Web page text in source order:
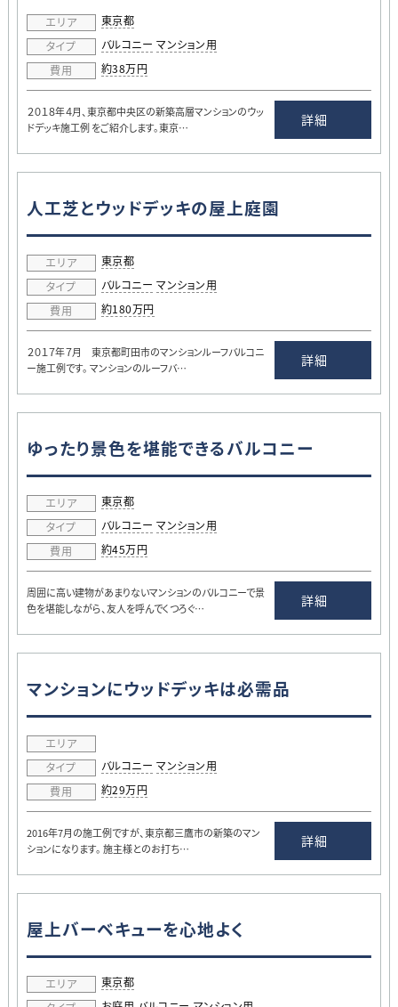
エリア
東京都
タイプ
バルコニー マンション用
費用
約38万円
２０１８年４月、東京都中央区の新築高層マンションのウッ
ドデッキ施工例 をご紹介します。東京…
詳細
人工芝とウッドデッキの屋上庭園
エリア
東京都
タイプ
バルコニー マンション用
費用
約180万円
２０１７年７月 東京都町田市のマンションルーフバルコニ
ー施工例です。 マンションのルーフバ…
詳細
ゆったり景色を堪能できるバルコニー
エリア
東京都
タイプ
バルコニー マンション用
費用
約45万円
周囲に高い建物があまりないマンションのバルコニーで景
色を堪能しながら、友人を呼んでくつろぐ…
詳細
マンションにウッドデッキは必需品
エリア
タイプ
バルコニー マンション用
費用
約29万円
2016年7月の施工例ですが、東京都三鷹市の新築のマン
ションになります。 施主様とのお打ち…
詳細
屋上バーベキューを心地よく
エリア
東京都